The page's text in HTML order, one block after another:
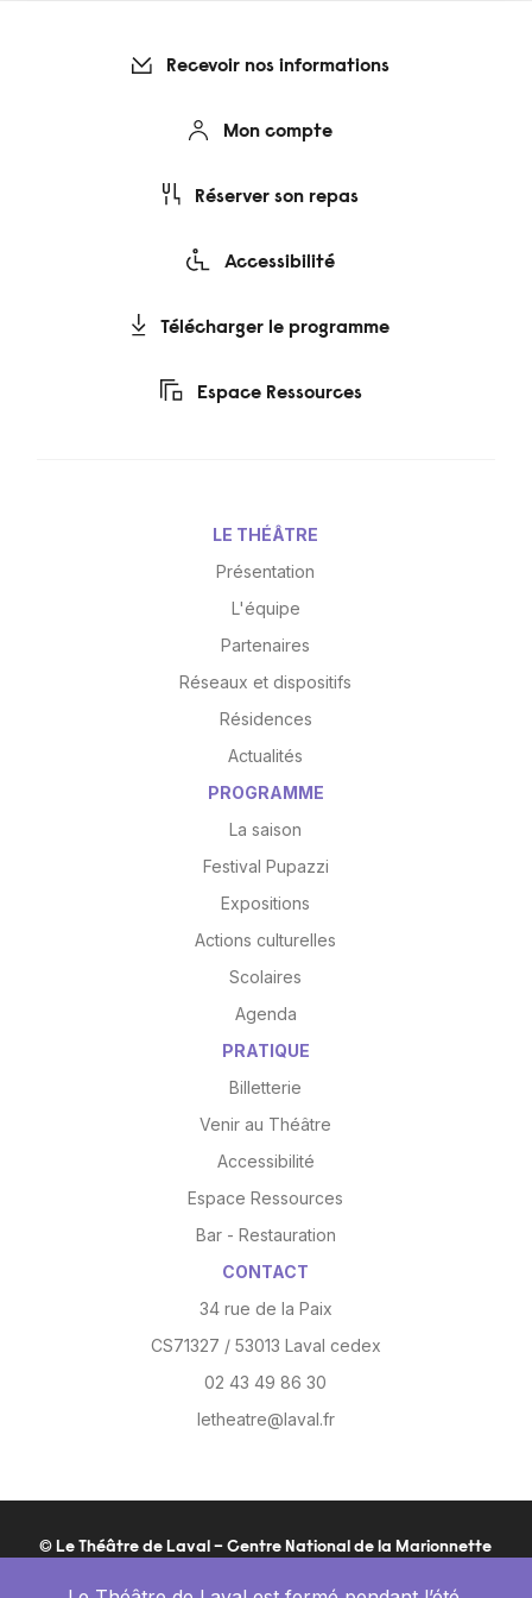
Recevoir nos informations
Mon compte
Réserver son repas
Accessibilité
Télécharger le programme
Espace Ressources
LE THÉÂTRE
Présentation
L'équipe
Partenaires
Réseaux et dispositifs
Résidences
Actualités
PROGRAMME
La saison
Festival Pupazzi
Expositions
Actions culturelles
Scolaires
Agenda
PRATIQUE
Billetterie
Venir au Théâtre
Accessibilité
Espace Ressources
Bar - Restauration
CONTACT
34 rue de la Paix
CS71327 / 53013 Laval cedex
02 43 49 86 30
letheatre@laval.fr
© Le Théâtre de Laval – Centre National de la Marionnette